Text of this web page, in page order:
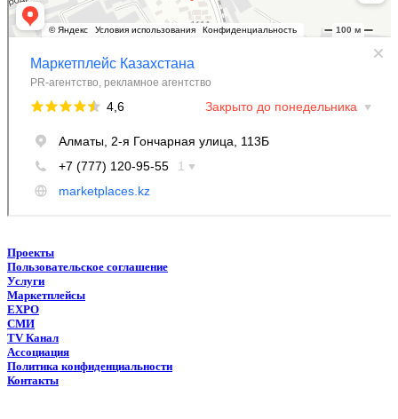
Проекты
Пользовательское соглашение
Услуги
Маркетплейсы
EXPO
СМИ
TV Канал
Ассоциация
Политика конфиденциальности
Контакты